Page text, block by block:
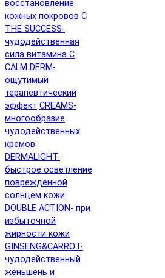
восстановление
кожных покровов C
THE SUCCESS-
чудодейственная
сила витамина C
CALM DERM-
ощутимый
терапевтический
эффект CREAMS-
многообразие
чудодейственных
кремов
DERMALIGHT-
быстрое осветление
поврежденной
солнцем кожи
DOUBLE ACTION- при
избыточной
жирности кожи
GINSENG&CARROT-
чудодейственный
женьшень и